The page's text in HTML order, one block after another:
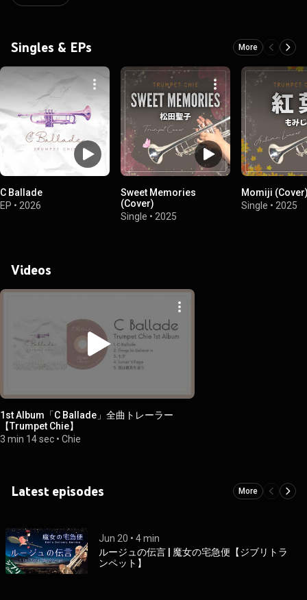
Singles & EPs More
C Ballade
EP • 2026
Sweet Memories
(Cover)
Single • 2025
Momiji
Single • 2025
Videos
1st Album「C Ballade」全曲トレーラー
【Trumpet Chie】
3 min 14 sec • Chie
Latest episodes More
Jun 20 • 4 min
ルージュの伝言 | 魔女の宅急便【ジブリトラ
ンペット】